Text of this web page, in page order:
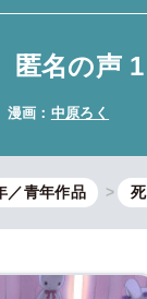
名の声 1
漫画： 中原ろく
／青年作品